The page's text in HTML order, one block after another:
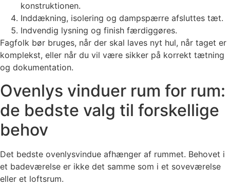
konstruktionen.
Inddækning, isolering og dampspærre afsluttes tæt.
Indvendig lysning og finish færdiggøres.
Fagfolk bør bruges, når der skal laves nyt hul, når taget er
komplekst, eller når du vil være sikker på korrekt tætning
og dokumentation.
Ovenlys vinduer rum for rum:
de bedste valg til forskellige
behov
Det bedste ovenlysvindue afhænger af rummet. Behovet i
et badeværelse er ikke det samme som i et soveværelse
eller et loftsrum.